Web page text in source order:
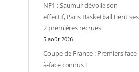
NF1 : Saumur dévoile son
effectif, Paris Basketball tient ses
2 premières recrues
5 août 2026
Coupe de France : Premiers face-
à-face connus !